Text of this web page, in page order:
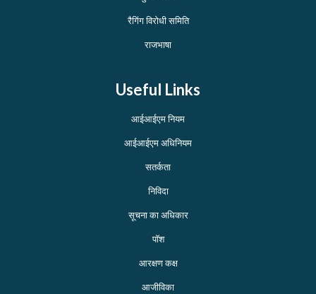
रैगिंग विरोधी समिति
राजभाषा
Useful Links
आईआईएम नियम
आईआईएम अधिनियम
सतर्कता
निविदा
सूचना का अधिकार
पॉश
आरक्षण कक्ष
आजीविका